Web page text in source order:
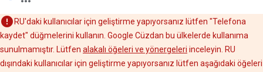
RU'daki kullanıcılar için geliştirme yapıyorsanız lütfen "Telefona
kaydet" düğmelerini kullanın. Google Cüzdan bu ülkelerde kullanıma
sunulmamıştır. Lütfen alakalı öğeleri ve yönergeleri inceleyin. RU
dışındaki kullanıcılar için geliştirme yapıyorsanız lütfen aşağıdaki öğeleri